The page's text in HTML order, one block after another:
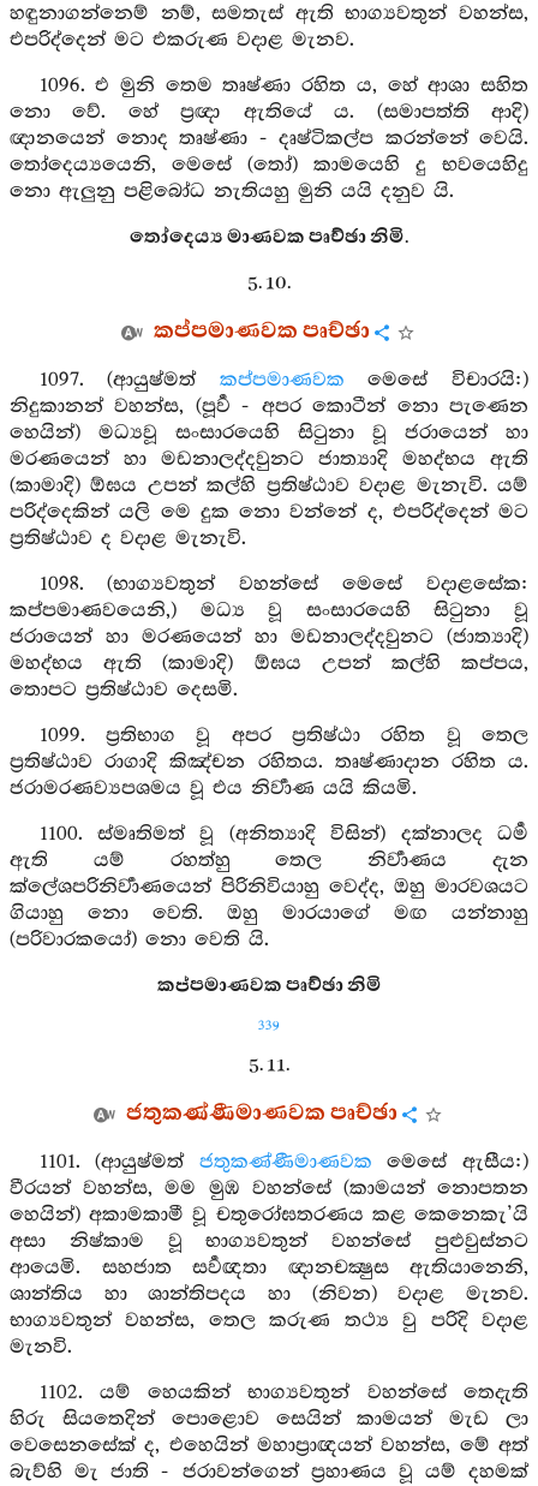
හඳුනාගන්නෙම් නම්, සමතැස් ඇති භාග්‍යවතුන් වහන්ස,
එපරිද්දෙන් මට එකරුණ වදාළ මැනව.
1096. එ මුනි තෙම තෘෂ්ණා රහිත ය, හේ ආශා සහිත
නො වේ. හේ ප්‍රඥා ඇතියේ ය. (සමාපත්ති ආදි)
ඥානයෙන් නොද තෘෂ්ණා - දෘෂ්ටිකල්ප කරන්නේ වෙයි.
තෝදෙය්‍යයෙනි, මෙසේ (තෝ) කාමයෙහි දු භවයෙහිදු
නො ඇලුනු පළිබෝධ නැතියහු මුනි යයි දනුව යි.
තෝදෙය්‍ය මාණවක පෘච්ඡා නිමි.
5. 10.
කප්පමාණවක පෘච්ඡා
1097. (ආයුෂ්මත් කප්පමාණවක මෙසේ විචාරයි:)
නිදුකානන් වහන්ස, (පූර්‍ව - අපර කොටීන් නො පැණෙන
හෙයින්) මධ්‍යවූ සංසාරයෙහි සිටුනා වූ ජරායෙන් හා
මරණයෙන් හා මඩනාලද්දවුනට ජාත්‍යාදි මහද්භය ඇති
(කාමාදි) ඕඝය උපන් කල්හි ප්‍රතිෂ්ඨාව වදාළ මැනැවි. යම්
පරිද්දෙකින් යලි මෙ දුක නො වන්නේ ද, එපරිද්දෙන් මට
ප්‍රතිෂ්ඨාව ද වදාළ මැනැවි.
1098. (භාග්‍යවතුන් වහන්සේ මෙසේ වදාළසේක:
කප්පමාණවයෙනි,) මධ්‍ය වූ සංසාරයෙහි සිටුනා වූ
ජරායෙන් හා මරණයෙන් හා මඩනාලද්දවුනට (ජාත්‍යාදි)
මහද්භය ඇති (කාමාදි) ඕඝය උපන් කල්හි කප්පය,
තොපට ප්‍රතිෂ්ඨාව දෙසමි.
1099. ප්‍රතිභාග වූ අපර ප්‍රතිෂ්ඨා රහිත වූ තෙල
ප්‍රතිෂ්ඨාව රාගාදි කිඤ්චන රහිතය. තෘෂ්ණාදාන රහිත ය.
ජරාමරණව්‍යපශමය වූ එය නිර්‍වාණ යයි කියමි.
1100. ස්මෘතිමත් වූ (අනිත්‍යාදි විසින්) දක්නාලද ධර්‍ම
ඇති යම් රහත්හු තෙල නිර්‍වාණය දැන
ක්ලේශපරිනිර්‍වාණයෙන් පිරිනිවියාහු වෙද්ද, ඔහු මාරවශයට
ගියාහු නො වෙති. ඔහු මාරයාගේ මඟ යන්නාහු
(පරිවාරකයෝ) නො වෙති යි.
කප්පමාණවක පෘච්ඡා නිමි
339
5. 11.
ජතුකණ්ණීමාණවක පෘච්ඡා
1101. (ආයුෂ්මත් ජතුකණ්ණීමාණවක මෙසේ ඇසීය:)
වීරයන් වහන්ස, මම මුඹ වහන්සේ (කාමයන් නොපතන
හෙයින්) අකාමකාමී වූ චතුරෝඝතරණය කළ කෙනෙකැ’යි
අසා නිෂ්කාම වූ භාග්‍යවතුන් වහන්සේ පුළුවුස්නට
ආයෙමි. සහජාත සර්‍වඥතා ඥානචක්‍ෂුස ඇතියානෙනි,
ශාන්තිය හා ශාන්තිපදය හා (නිවන) වදාළ මැනව.
භාග්‍යවතුන් වහන්ස, තෙල කරුණ තථ්‍ය වු පරිදි වදාළ
මැනවි.
1102. යම් හෙයකින් භාග්‍යවතුන් වහන්සේ තෙදැති
හිරු සියතෙදින් පොළොව සෙයින් කාමයන් මැඩ ලා
වෙසෙනසේක් ද, එහෙයින් මහාප්‍රාඥයන් වහන්ස, මේ අත්
බැව්හි මැ ජාති - ජරාවන්ගෙන් ප්‍රහාණය වූ යම් දහමක්